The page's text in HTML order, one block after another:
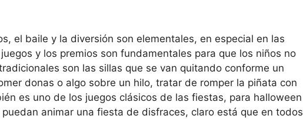
el baile y la diversión son elementales, en especial en las
y los premios son fundamentales para que los niños no
son las sillas que se van quitando conforme un
donas o algo sobre un hilo, tratar de romper la piñata con
es uno de los juegos clásicos de las fiestas, para halloween
animar una fiesta de disfraces, claro está que en todos